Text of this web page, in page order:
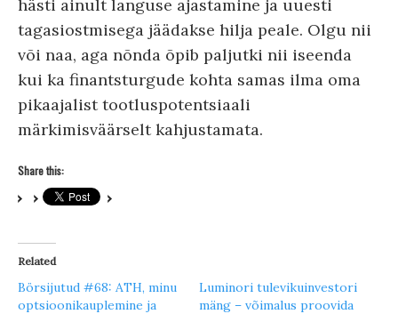
hästi ainult languse ajastamine ja uuesti
tagasiostmisega jäädakse hilja peale. Olgu nii
või naa, aga nõnda õpib paljutki nii iseenda
kui ka finantsturgude kohta samas ilma oma
pikaajalist tootluspotentsiaali
märkimisväärselt kahjustamata.
Share this:
Related
Börsijutud #68: ATH, minu
optsioonikauplemine ja
Luminori tulevikuinvestori
mäng – võimalus proovida